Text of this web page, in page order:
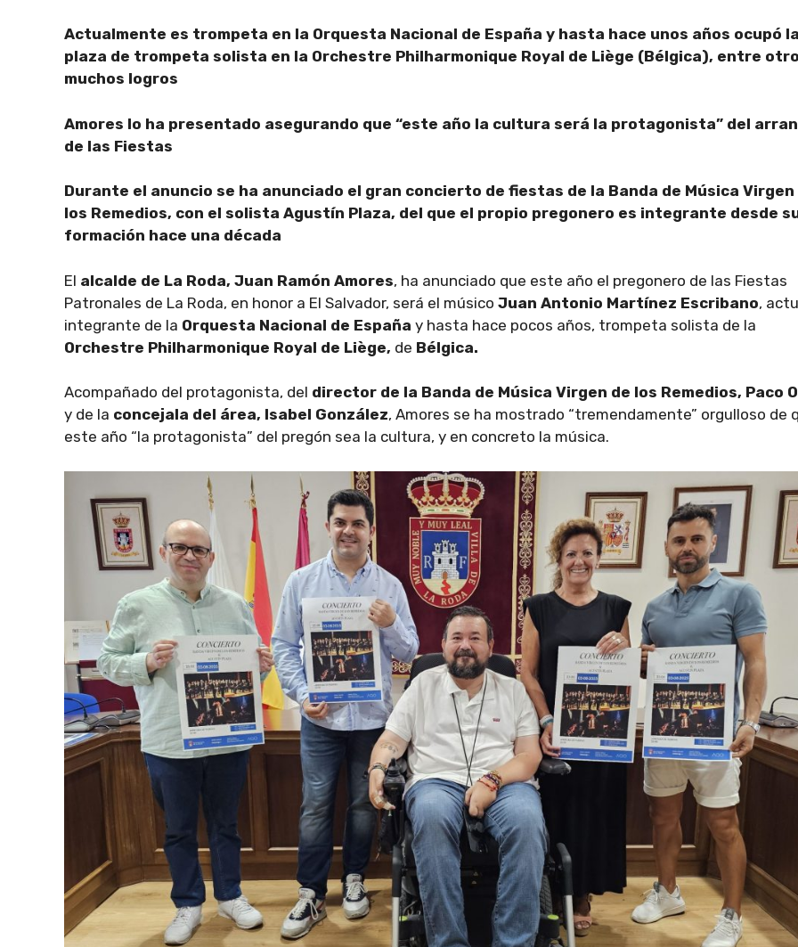
Actualmente es trompeta en la Orquesta Nacional de España y hasta hace unos años ocupó
plaza de trompeta solista en la Orchestre Philharmonique Royal de Liège (Bélgica), entre
muchos logros
Amores lo ha presentado asegurando que “este año la cultura será la protagonista” del
de las Fiestas
Durante el anuncio se ha anunciado el gran concierto de fiestas de la Banda de Música Virgen
los Remedios, con el solista Agustín Plaza, del que el propio pregonero es integrante desde
formación hace una década
El alcalde de La Roda, Juan Ramón Amores, ha anunciado que este año el pregonero de las Fiestas
Patronales de La Roda, en honor a El Salvador, será el músico Juan Antonio Martínez Escribano,
integrante de la Orquesta Nacional de España y hasta hace pocos años, trompeta solista de la
Orchestre Philharmonique Royal de Liège, de Bélgica.
Acompañado del protagonista, del director de la Banda de Música Virgen de los Remedios, Paco
y de la concejala del área, Isabel González, Amores se ha mostrado “tremendamente” orgulloso de
este año “la protagonista” del pregón sea la cultura, y en concreto la música.